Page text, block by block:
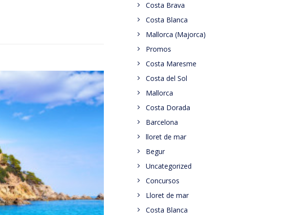
Costa Brava
Costa Blanca
Mallorca (Majorca)
Promos
Costa Maresme
Costa del Sol
Mallorca
Costa Dorada
Barcelona
lloret de mar
Begur
Uncategorized
Concursos
Lloret de mar
Costa Blanca